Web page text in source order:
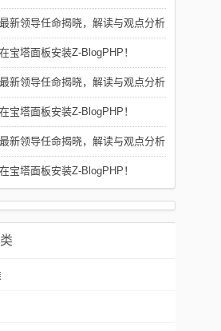
新领导任命揭晓，解读与观点分析
宝塔面板安装Z-BlogPHP！
新领导任命揭晓，解读与观点分析
宝塔面板安装Z-BlogPHP！
新领导任命揭晓，解读与观点分析
宝塔面板安装Z-BlogPHP！